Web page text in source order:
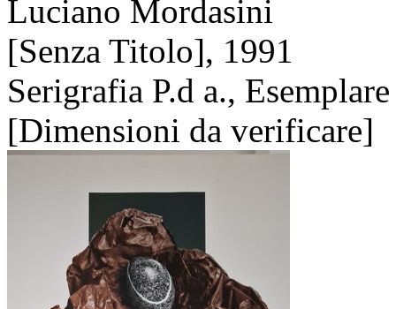
Luciano Mordasini
[Senza Titolo], 1991
Serigrafia P.d a.,
[Dimensioni da verificare]